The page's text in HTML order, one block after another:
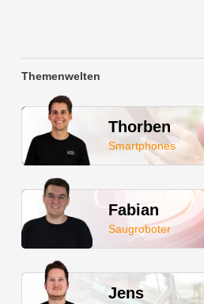
Themenwelten
Thorben
Smartphones
Fabian
Saugroboter
Jens